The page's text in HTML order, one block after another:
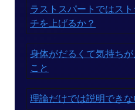
ラストスパートではス
チを上げるか？
身体がだるくて気持ち
こと
理論だけでは説明でき